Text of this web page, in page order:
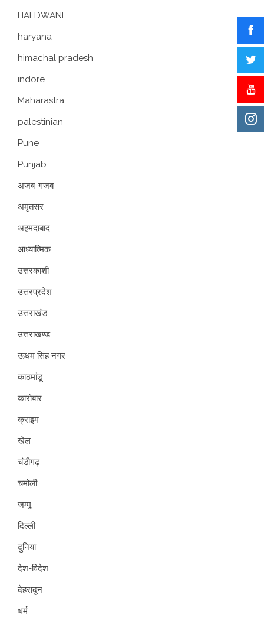
HALDWANI
haryana
himachal pradesh
indore
Maharastra
palestinian
Pune
Punjab
अजब-गजब
अमृतसर
अहमदाबाद
आध्यात्मिक
उत्तरकाशी
उत्तरप्रदेश
उत्तराखंड
उत्तराखण्ड
ऊधम सिंह नगर
काठमांडू
कारोबार
क्राइम
खेल
चंडीगढ़
चमोली
जम्मू
दिल्ली
दुनिया
देश-विदेश
देहरादून
धर्म